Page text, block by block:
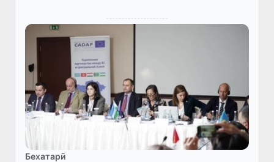
Бехатарӣ